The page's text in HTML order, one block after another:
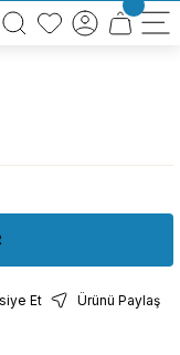
BEDAVA!
REFERANSI
Et
Ürünü Paylaş